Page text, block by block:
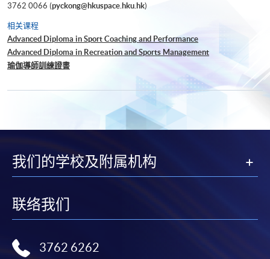
3762 0066 (pyckong@hkuspace.hku.hk)
相关课程
Advanced Diploma in Sport Coaching and Performance
Advanced Diploma in Recreation and Sports Management
瑜伽導師訓練證書
我们的学校及附属机构
联络我们
3762 6262